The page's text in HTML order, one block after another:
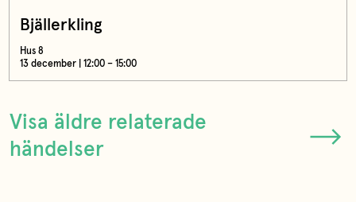
Bjällerkling
Hus 8
13 december | 12:00 – 15:00
Visa äldre relaterade
händelser